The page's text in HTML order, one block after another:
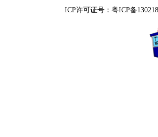
ICP许可证号： 粤ICP备